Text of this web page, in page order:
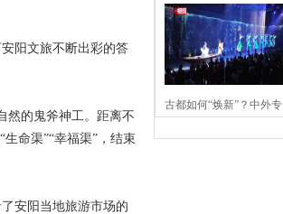
阳文旅不断出彩的答
的鬼斧神工。距离不
命渠”“幸福渠”，结束
安阳当地旅游市场的
时节高粱红
古都如何“焕新”？中外专